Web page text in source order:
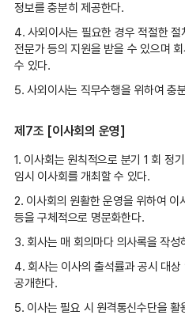
정보를 충분히 제공한다.
4. 사외이사는 필요한 경우 적절한
전문가 등의 지원을 받을 수 있으며
수 있다.
5. 사외이사는 직무수행을 위하여 충
제7조 [이사회의 운영]
1. 이사회는 원칙적으로 분기 1 회 정
임시 이사회를 개최할 수 있다.
2. 이사회의 원활한 운영을 위하여 이
등을 구체적으로 명문화한다.
3. 회사는 매 회의마다 의사록을 작성
4. 회사는 이사의 출석률과 공시 대
공개한다.
5. 이사는 필요 시 원격통신수단을